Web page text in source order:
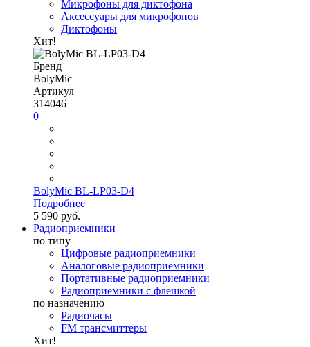
Микрофоны для диктофона
Аксессуары для микрофонов
Диктофоны
Хит!
Бренд
BolyMic
Артикул
314046
0
BolyMic BL-LP03-D4
Подробнее
5 590 руб.
Радиоприемники
по типу
Цифровые радиоприемники
Аналоговые радиоприемники
Портативные радиоприемники
Радиоприемники с флешкой
по назначению
Радиочасы
FM трансмиттеры
Хит!